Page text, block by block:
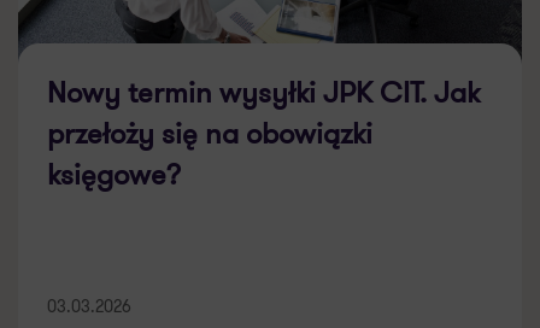
Nowy termin wysyłki JPK CIT. Jak
przełoży się na obowiązki
księgowe?
03.03.2026